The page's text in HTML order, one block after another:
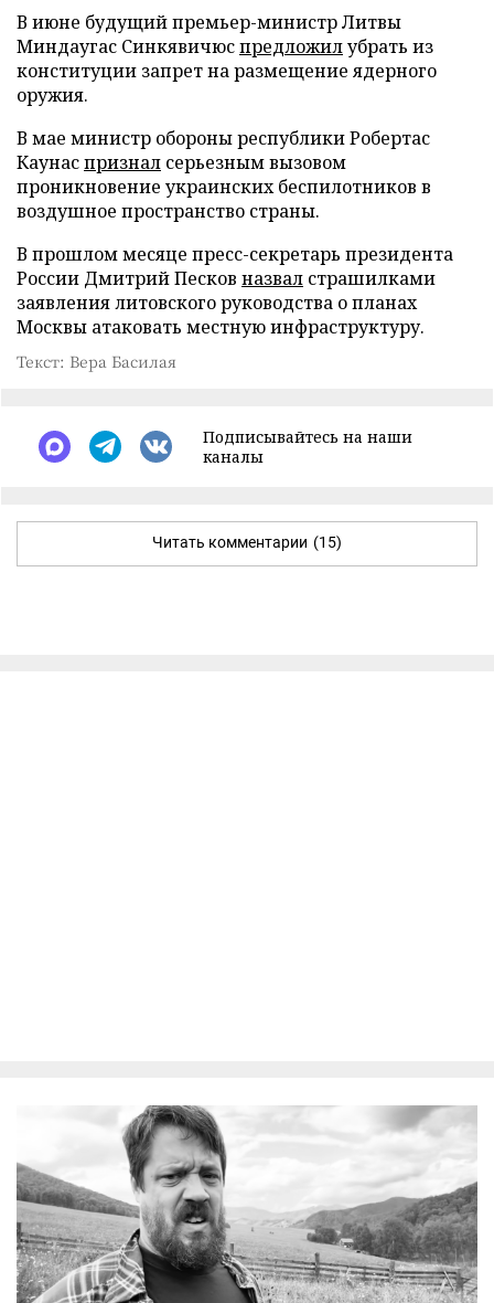
В июне будущий премьер-министр Литвы
Миндаугас Синкявичюспредложилубрать из
конституции запрет на размещение ядерного
оружия.
В мае министр обороны республики Робертас
Каунаспризнал серьезным вызовом
проникновение украинских беспилотников в
воздушное пространство страны.
В прошлом месяце пресс-секретарь президента
России Дмитрий Песков назвал страшилками
заявления литовского руководства о планах
Москвы атаковать местную инфраструктуру.
Текст: Вера Басилая
Подписывайтесь на наши
каналы
Читать комментарии (15)